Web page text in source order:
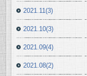
2021.11(3)
2021.10(3)
2021.09(4)
2021.08(2)